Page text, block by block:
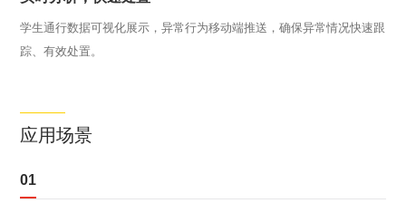
学生通行数据可视化展示，异常行为移动端推送，确保异常情况快速跟
踪、有效处置。
应用场景
01